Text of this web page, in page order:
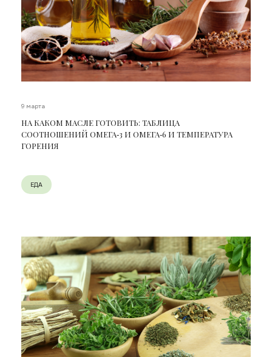
9 марта
НА КАКОМ МАСЛЕ ГОТОВИТЬ: ТАБЛИЦА
СООТНОШЕНИЙ ОМЕГА‑3 И ОМЕГА‑6 И ТЕМПЕРАТУРА
ГОРЕНИЯ
ЕДА